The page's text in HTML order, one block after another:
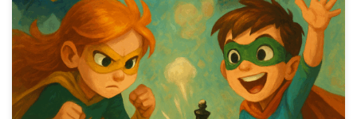
Carabanchel Club de Ajedrez inicia la temporada 2025 con
récord de participación, más de 100 socios, 3 nuevos equipos
federados y la preparación del II Torneo de Navidad
Carabanchelito. El club madrileño sigue creciendo y
fomentando el ajedrez de base. Un inicio de temporada brillante
para Carabanchel Club de Ajedrez […]